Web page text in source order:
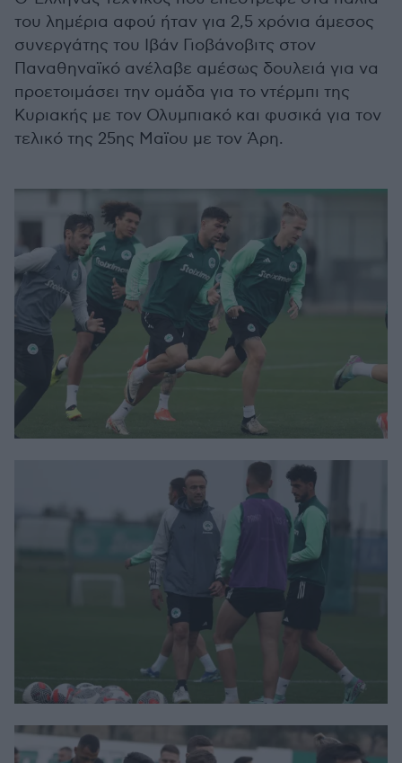
του λημέρια αφού ήταν για 2,5 χρόνια άμεσος
συνεργάτης του Ιβάν Γιοβάνοβιτς στον
Παναθηναϊκό ανέλαβε αμέσως δουλειά για να
προετοιμάσει την ομάδα για το ντέρμπι της
Κυριακής με τον Ολυμπιακό και φυσικά για τον
τελικό της 25ης Μαϊου με τον Άρη.